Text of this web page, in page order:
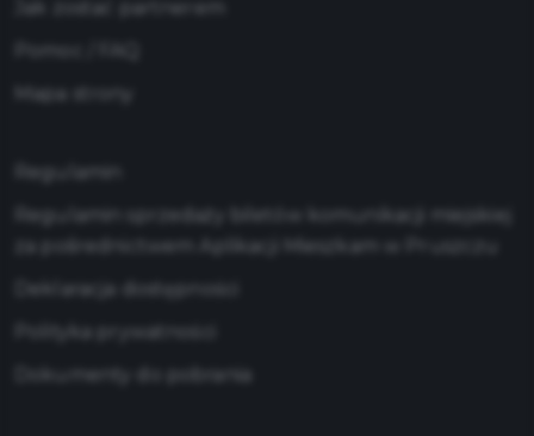
Jak zostać partnerem
Mapa strony
Regulamin
Regulamin sprzedaży biletów komunikacji miejskiej
za pośrednictwem Aplikacji Mieszkam w Pruszczu
Deklaracja dostępności
Polityka prywatności
Dokumenty do pobrania